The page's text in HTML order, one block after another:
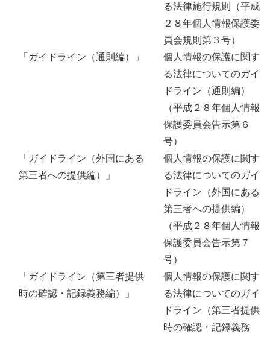
る法律施行規則（平成
２８年個人情報保護委
員会規則第３号）
「ガイドライン（通則編）」
個人情報の保護に関す
る法律についてのガイ
ドライン（通則編）
（平成２８年個人情報
保護委員会告示第６
号）
「ガイドライン（外国にある
第三者への提供編）」
個人情報の保護に関す
る法律についてのガイ
ドライン（外国にある
第三者への提供編）
（平成２８年個人情報
保護委員会告示第７
号）
「ガイドライン（第三者提供
時の確認・記録義務編）」
個人情報の保護に関す
る法律についてのガイ
ドライン（第三者提供
時の確認・記録義務